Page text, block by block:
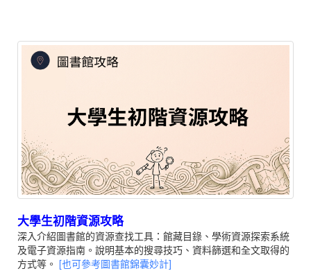
大學生初階資源攻略
深入介紹圖書館的資源查找工具：館藏目錄、學術資源探索系統
及電子資源指南。說明基本的搜尋技巧、資料篩選和全文取得的
方式等。 [也可參考圖書館錦囊妙計]